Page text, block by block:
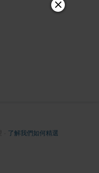
了解我們如何精選